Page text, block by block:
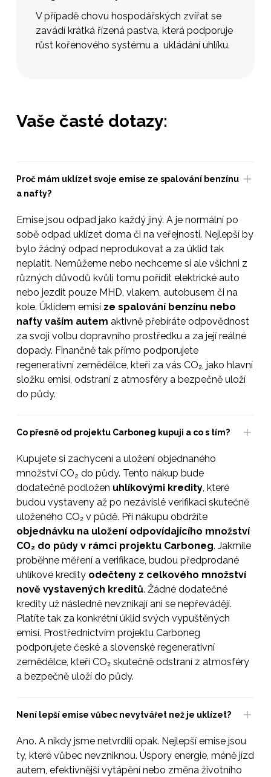
V případě chovu hospodářských zvířat se
zavádí krátká řízená pastva, která podporuje
růst kořenového systému a ukládání uhlíku.
Vaše časté dotazy:
Proč mám uklízet svoje emise ze spalování benzínu
a nafty?
Emise jsou odpad jako každý jiný. A je normální po
sobě odpad uklízet doma či na veřejnosti. Nejlepší by
bylo žádný odpad neprodukovat a za úklid tak
neplatit. Nemůžeme nebo nechceme si ale všichni z
různých důvodů kvůli tomu pořídit elektrické auto
nebo jezdit pouze MHD, vlakem, autobusem či na
kole. Úklidem emisí ze spalování benzínu nebo
nafty vaším autem aktivně přebíráte odpovědnost
za svoji volbu dopravního prostředku a za její reálné
dopady. Finančně tak přímo podporujete
regenerativní zemědělce, kteří za vás CO₂, jako hlavní
složku emisí, odstraní z atmosféry a bezpečně uloží
do půdy.
Co přesně od projektu Carboneg kupuji a co s tím?
Kupujete si zachycení a uložení objednaného
množství CO2 do půdy. Tento nákup bude
dodatečně podložen uhlíkovými kredity, které
budou vystaveny až po nezávislé verifikaci skutečně
uloženého CO₂ v půdě. Při nákupu obdržíte
objednávku na uložení odpovídajícího množství
CO₂ do půdy v rámci projektu Carboneg. Jakmile
proběhne měření a verifikace, budou předprodané
uhlíkové kredity odečteny z celkového množství
nově vystavených kreditů. Žádné dodatečné
kredity už následně nevznikají ani se nepřevádějí.
Platíte tak za konkrétní úklid svých vypuštěných
emisí. Prostřednictvím projektu Carboneg
podporujete české a slovenské regenerativní
zemědělce, kteří CO₂ skutečně odstraní z atmosféry
a bezpečně uloží do půdy.
Není lepší emise vůbec nevytvářet než je uklízet?
Ano. A nikdy jsme netvrdili opak. Nejlepší emise jsou
ty, které vůbec nevzniknou. Úspory energie, méně jízd
autem, efektivnější vytápění nebo změna životního